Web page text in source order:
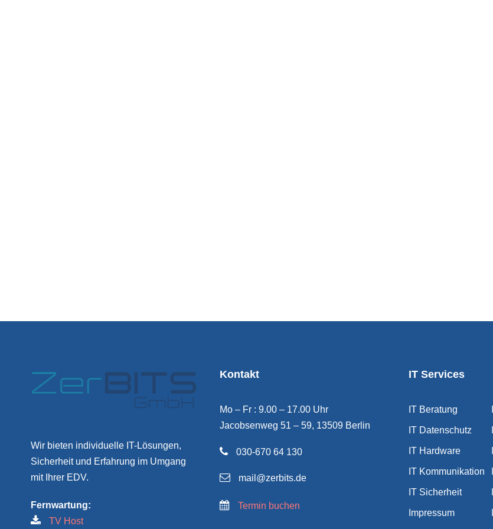
Wir bieten individuelle IT-Lösungen,
Sicherheit und Erfahrung im Umgang
mit Ihrer EDV.
Fernwartung:
TV Host
Kontakt
Mo – Fr : 9.00 – 17.00 Uhr
Jacobsenweg 51 – 59, 13509 Berlin
030-670 64 130
mail@zerbits.de
Termin buchen
IT Services
IT Beratung
IT Datenschutz
IT Hardware
IT Kommunikation
IT Sicherheit
Impressum